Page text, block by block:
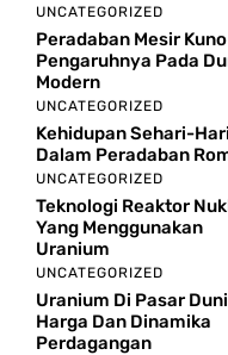
UNCATEGORIZED
Peradaban Mesir
Pengaruhnya Pada
Modern
UNCATEGORIZED
Kehidupan Sehari-Hari
Dalam Peradaban
UNCATEGORIZED
Teknologi Reaktor
Yang Menggunakan
Uranium
UNCATEGORIZED
Uranium Di Pasar
Harga Dan Dinamika
Perdagangan